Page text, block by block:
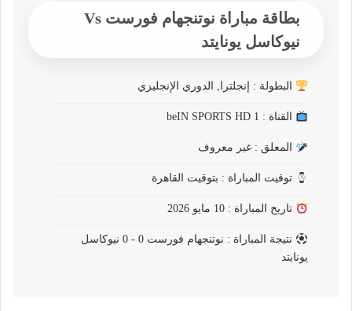
بطاقة مباراة نوتنجهام فورست Vs
نيوكاسل يونايتد
البطولة : إنجلترا, الدوري الإنجليزي
القناة : beIN SPORTS HD 1
المعلق : غير معروف
توقيت المباراة : بتوقيت القاهرة
تاريخ المباراة : 10 مايو 2026
نتيجة المباراة : نوتنجهام فورست 0 - 0 نيوكاسل
يونايتد